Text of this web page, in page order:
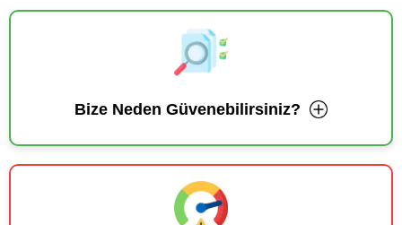
Bize Neden Güvenebilirsiniz?